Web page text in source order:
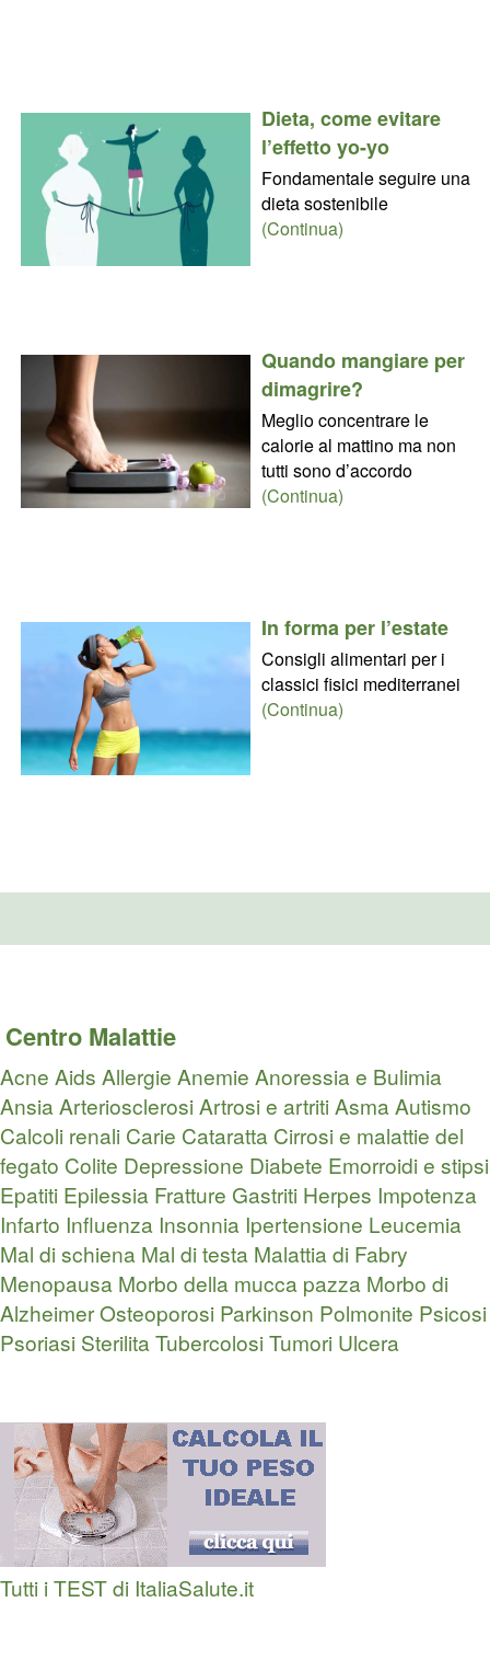
Dieta, come evitare
l’effetto yo-yo
Fondamentale seguire una
dieta sostenibile
(Continua)
Quando mangiare per
dimagrire?
Meglio concentrare le
calorie al mattino ma non
tutti sono d’accordo
(Continua)
In forma per l’estate
Consigli alimentari per i
classici fisici mediterranei
(Continua)
Centro Malattie
Acne Aids Allergie Anemie Anoressia e Bulimia
AnsiaArteriosclerosiArtrosi e artritiAsmaAutismo
Calcoli renali Carie Cataratta Cirrosi e malattie del
fegato Colite Depressione Diabete Emorroidi e stipsi
Epatiti Epilessia Fratture Gastriti Herpes Impotenza
Infarto Influenza Insonnia Ipertensione Leucemia
Mal di schiena Mal di testa Malattia di Fabry
Menopausa Morbo della mucca pazza Morbo di
AlzheimerOsteoporosi Parkinson Polmonite Psicosi
Psoriasi SterilitaTubercolosiTumori Ulcera
Tutti i TEST di ItaliaSalute.it